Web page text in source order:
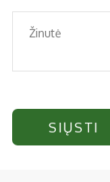
SIŲSTI